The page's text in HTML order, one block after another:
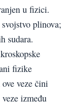
u fizici.
plinova;
sudara.
fizike
veze čini
između